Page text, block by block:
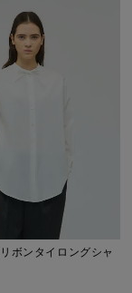
ボンタイロングシャ